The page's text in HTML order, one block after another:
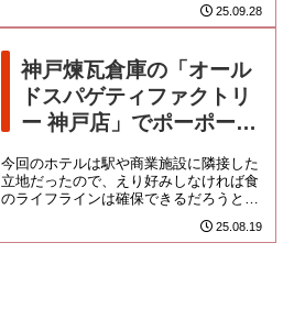
浜中華街のように地元で歴史を紡...25.09.28
神戸煉瓦倉庫の「オール
ドスパゲティファクトリ
ー 神戸店」でポーポーリ
今回のホテルは駅や商業施設に隣接した
立地だったので、えり好みしなければ食
のライフラインは確保できるだろうとふ
んでいたのだけど、そもそも食い意地だ
けで生きているブタが、お店を... 25.08.19